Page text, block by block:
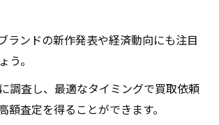
ランドの新作発表や経済動向にも注目
う。
調査し、最適なタイミングで買取依頼
額査定を得ることができます。